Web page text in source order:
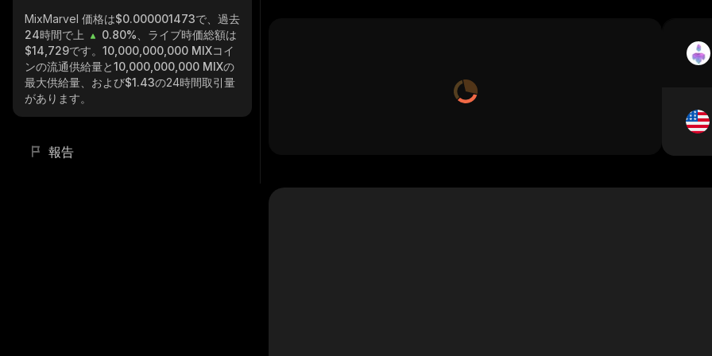
MixMarvel 価格は$0.000001473で、過去
24時間で上
0.80% 、ライブ時価総額は
$14,729です。 10,000,000,000 MIXコイ
ンの流通供給量と10,000,000,000 MIXの
最大供給量、および$1.43の24時間取引量
があります。
報告